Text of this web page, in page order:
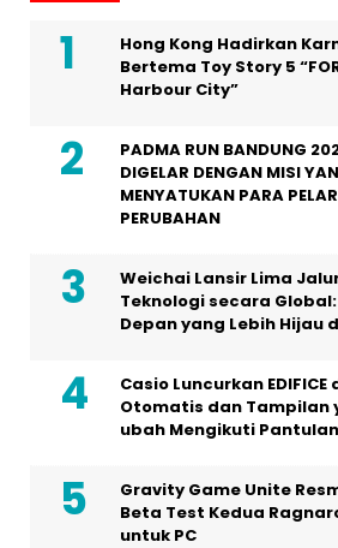
Hong Kong Hadirkan
Bertema Toy Story 5
Harbour City”
PADMA RUN BANDUNG
DIGELAR DENGAN MISI
MENYATUKAN PARA
PERUBAHAN
Weichai Lansir Lima
Teknologi secara
Depan yang Lebih Hijau
Casio Luncurkan
Otomatis dan Tampilan
ubah Mengikuti
Gravity Game Unite
Beta Test Kedua
untuk PC